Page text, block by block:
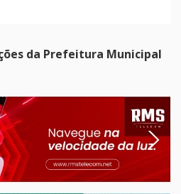
da Prefeitura Municipal
Next